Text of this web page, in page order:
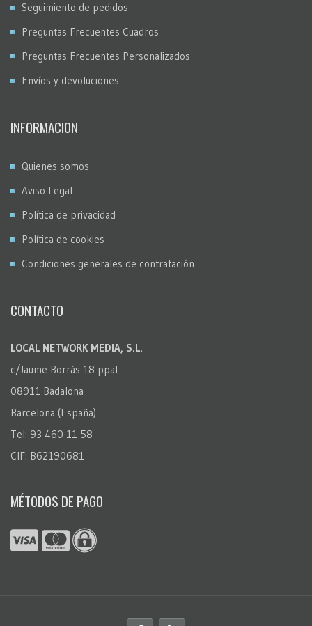
Seguimiento de pedidos
Preguntas Frecuentes Cuadros
Preguntas Frecuentes Personalizados
Envíos y devoluciones
INFORMACION
Quienes somos
Aviso Legal
Política de privacidad
Política de cookies
Condiciones generales de contratación
CONTACTO
LOCAL NETWORK MEDIA, S.L.
c/Jaume Borràs 18 ppal
08911 Badalona
Barcelona (España)
Tel: 93 460 11 58
CIF: B62190681
MÉTODOS DE PAGO